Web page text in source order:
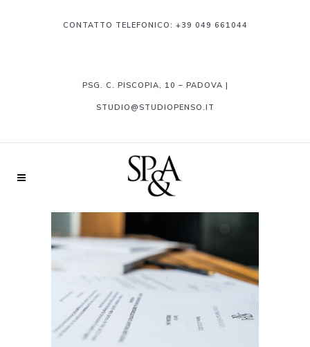
CONTATTO TELEFONICO: +39 049 661044
PSG. C. PISCOPIA, 10 – PADOVA |
STUDIO@STUDIOPENSO.IT